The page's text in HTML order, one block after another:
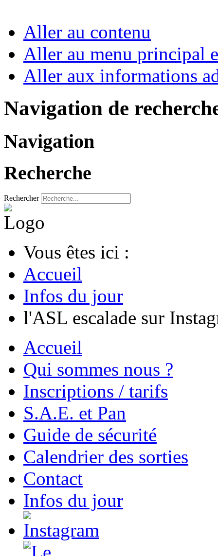
Aller au contenu
Aller au menu principal
Aller aux informations
Navigation de
Navigation
Recherche
Rechercher
Vous êtes ici :
Accueil
Infos du jour
l'ASL escalade sur
Accueil
Qui sommes nous ?
Inscriptions / tarifs
S.A.E. et Pan
Guide de sécurité
Calendrier des sorties
Contact
Infos du jour